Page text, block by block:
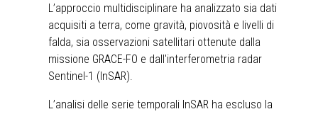
L’approccio multidisciplinare ha analizzato sia dati
acquisiti a terra, come gravità, piovosità e livelli di
falda, sia osservazioni satellitari ottenute dalla
missione GRACE-FO e dall'interferometria radar
Sentinel-1 (InSAR).
L’analisi delle serie temporali InSAR ha escluso la